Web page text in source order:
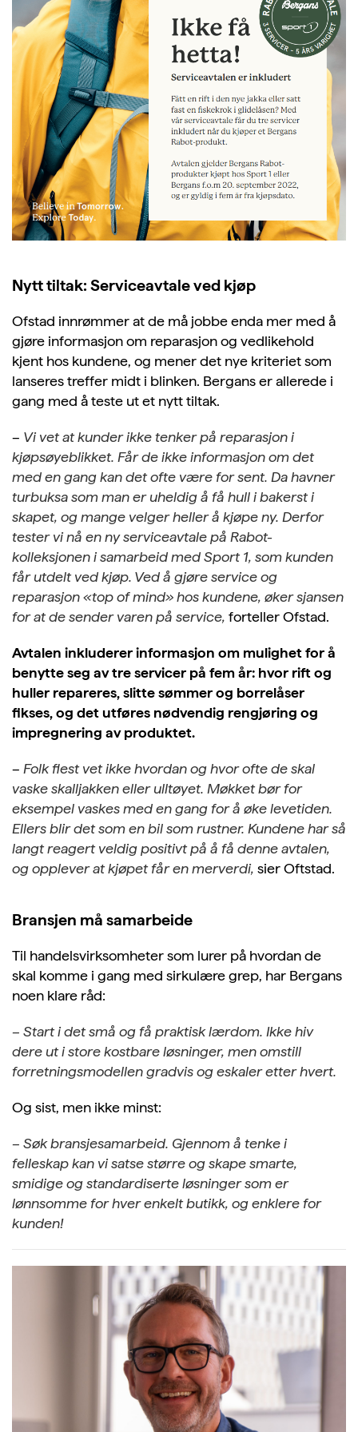
Nytt tiltak: Serviceavtale ved kjøp
Ofstad innrømmer at de må jobbe enda mer med å
gjøre informasjon om reparasjon og vedlikehold
kjent hos kundene, og mener det nye kriteriet som
lanseres treffer midt i blinken. Bergans er allerede i
gang med å teste ut et nytt tiltak.
– Vi vet at kunder ikke tenker på reparasjon i
kjøpsøyeblikket. Får de ikke informasjon om det
med en gang kan det ofte være for sent. Da havner
turbuksa som man er uheldig å få hull i bakerst i
skapet, og mange velger heller å kjøpe ny. Derfor
tester vi nå en ny serviceavtale på Rabot-
kolleksjonen i samarbeid med Sport 1, som kunden
får utdelt ved kjøp. Ved å gjøre service og
reparasjon «top of mind» hos kundene, øker sjansen
for at de sender varen på service, forteller Ofstad.
Avtalen inkluderer informasjon om mulighet for å
benytte seg av tre servicer på fem år: hvor rift og
huller repareres, slitte sømmer og borrelåser
fikses, og det utføres nødvendig rengjøring og
impregnering av produktet.
– Folk flest vet ikke hvordan og hvor ofte de skal
vaske skalljakken eller ulltøyet. Møkket bør for
eksempel vaskes med en gang for å øke levetiden.
Ellers blir det som en bil som rustner. Kundene har så
langt reagert veldig positivt på å få denne avtalen,
og opplever at kjøpet får en merverdi, sier Oftstad.
Bransjen må samarbeide
Til handelsvirksomheter som lurer på hvordan de
skal komme i gang med sirkulære grep, har Bergans
noen klare råd:
– Start i det små og få praktisk lærdom. Ikke hiv
dere ut i store kostbare løsninger, men omstill
forretningsmodellen gradvis og eskaler etter hvert.
Og sist, men ikke minst:
– Søk bransjesamarbeid. Gjennom å tenke i
felleskap kan vi satse større og skape smarte,
smidige og standardiserte løsninger som er
lønnsomme for hver enkelt butikk, og enklere for
kunden!